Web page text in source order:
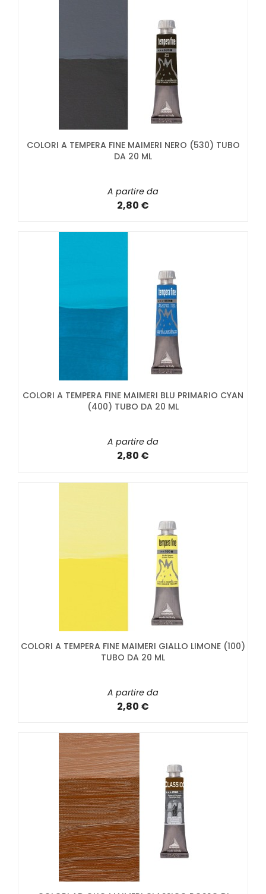
COLORI A TEMPERA FINE MAIMERI NERO (530) TUBO
DA 20 ML
A partire da
2,80 €
COLORI A TEMPERA FINE MAIMERI BLU PRIMARIO CYAN
(400) TUBO DA 20 ML
A partire da
2,80 €
COLORI A TEMPERA FINE MAIMERI GIALLO LIMONE (100)
TUBO DA 20 ML
A partire da
2,80 €